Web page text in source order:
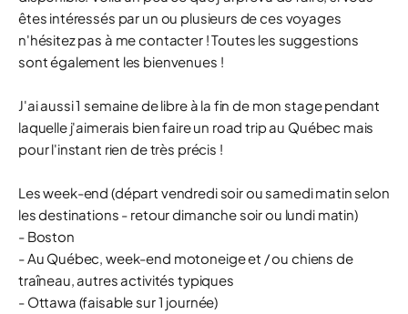
êtes intéressés par un ou plusieurs de ces voyages
n'hésitez pas à me contacter ! Toutes les suggestions
sont également les bienvenues !
J'ai aussi 1 semaine de libre à la fin de mon stage pendant
laquelle j'aimerais bien faire un road trip au Québec mais
pour l'instant rien de très précis !
Les week-end (départ vendredi soir ou samedi matin selon
les destinations - retour dimanche soir ou lundi matin)
- Boston
- Au Québec, week-end motoneige et / ou chiens de
traîneau, autres activités typiques
- Ottawa (faisable sur 1 journée)